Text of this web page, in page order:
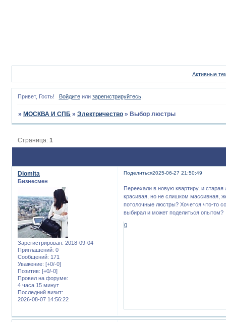
Активные
Привет, Гость! Войдитеили зарегистрируйтесь.
» МОСКВА И СПБ »Электричество » Выбор люстры
Страница:1
Поделиться2025-06-27 21:50:49
Diomita
Бизнесмен
Зарегистрирован: 2018-09-04
Приглашений: 0
Сообщений: 171
Уважение: [+0/-0]
Позитив: [+0/-0]
Провел на форуме:
4 часа 15 минут
Последний визит:
2026-08-07 14:56:22
Переехали в новую квартиру, и
красивая, но не слишком массивная,
потолочные люстры? Хочется что-то
выбирал и может поделиться опытом?
0